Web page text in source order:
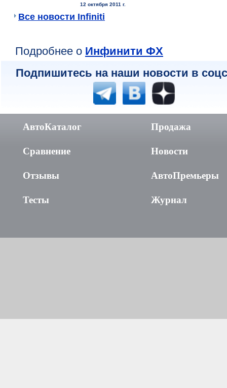
12 октября 2011 г.
Все новости Infiniti
Подробнее о Инфинити ФХ
Подпишитесь на наши новости в
АвтоКаталог
Сравнение
Отзывы
Тесты
Продажа
Новости
АвтоПремьеры
Журнал